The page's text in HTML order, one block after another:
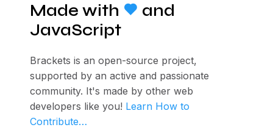
Made with
and
JavaScript
Brackets is an open-source project,
supported by an active and passionate
community. It's made by other web
developers like you! Learn How to
Contribute…